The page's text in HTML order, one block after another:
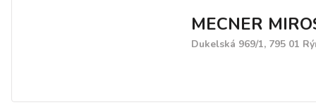
MECNER
Dukelská 969/1, 795 01